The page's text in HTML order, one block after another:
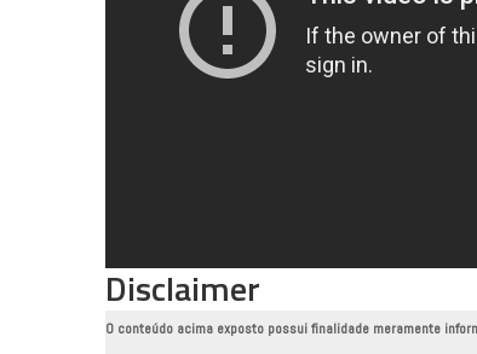
Disclaimer
O conteúdo acima exposto possui finalidade meramente